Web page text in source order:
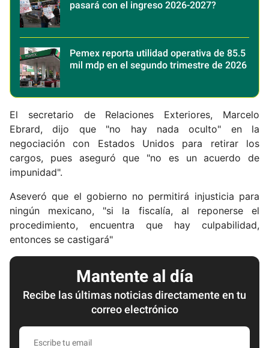
pasará con el ingreso 2026-2027?
Pemex reporta utilidad operativa de 85.5
mil mdp en el segundo trimestre de 2026
El secretario de Relaciones Exteriores, Marcelo
Ebrard, dijo que "no hay nada oculto" en la
negociación con Estados Unidos para retirar los
cargos, pues aseguró que "no es un acuerdo de
impunidad".
Aseveró que el gobierno no permitirá injusticia para
ningún mexicano, "si la fiscalía, al reponerse el
procedimiento, encuentra que hay culpabilidad,
entonces se castigará"
Mantente al día
Recibe las últimas noticias directamente en tu
correo electrónico
E